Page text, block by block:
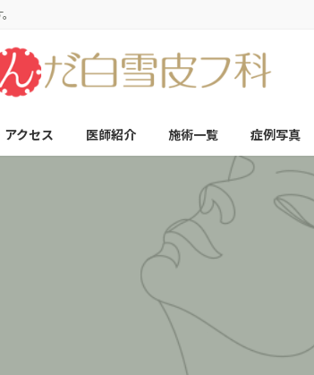
アクセス 医師紹介 施術一覧 症例写真